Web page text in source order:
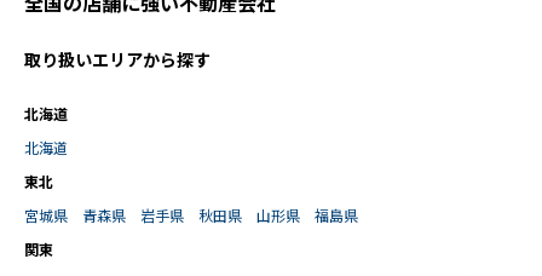
取り扱いエリアから探す
北海道
北海道
東北
宮城県
青森県 岩手県 秋田県 山形県
福島県
関東